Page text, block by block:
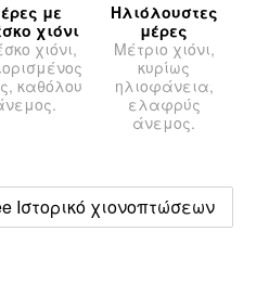
με
χιόνι
χιόνι,
καθόλου
Ηλιόλουστες
μέρες
Μέτριο χιόνι,
κυρίως
ηλιοφάνεια,
ελαφρύς
άνεμος.
Ιστορικό χιονοπτώσεων